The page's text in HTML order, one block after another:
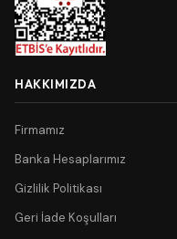
HAKKIMIZDA
Firmamız
Banka Hesaplarımız
Gizlilik Politikası
Geri İade Koşulları